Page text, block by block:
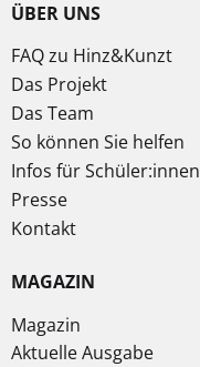
ÜBER UNS
FAQ zu Hinz&Kunzt
Das Projekt
Das Team
So können Sie helfen
Infos für Schüler:innen
Presse
Kontakt
MAGAZIN
Magazin
Aktuelle Ausgabe